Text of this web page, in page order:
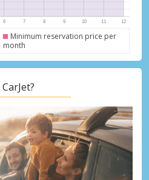
réservations en un
Minimum reservation price per
month